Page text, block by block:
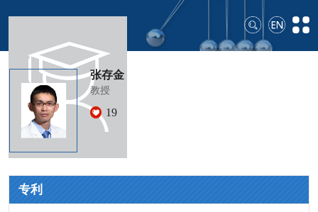
张存金
教授
19
专利